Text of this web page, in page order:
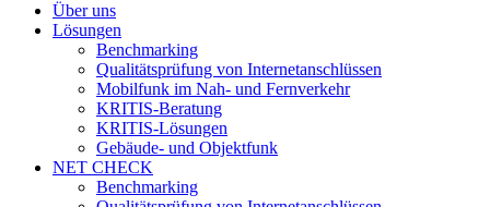
Über uns
Lösungen
Benchmarking
Qualitätsprüfung von Internetanschlüssen
Mobilfunk im Nah- und Fernverkehr
KRITIS-Beratung
KRITIS-Lösungen
Gebäude- und Objektfunk
NET CHECK
Benchmarking